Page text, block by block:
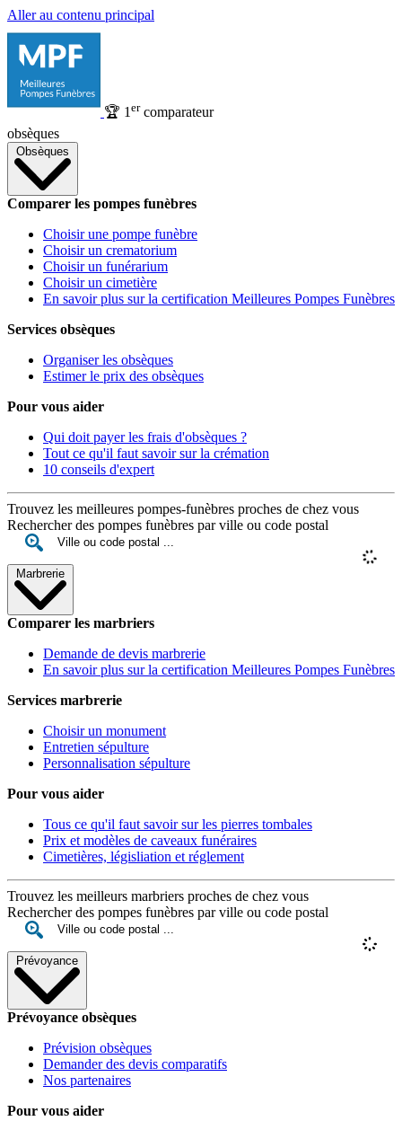
Aller au contenu principal
🏆 1 ercomparateur
obsèques
Obsèques
Comparer les pompes funèbres
Choisir une pompe funèbre
Choisir un crematorium
Choisir un funérarium
Choisir un cimetière
En savoir plus sur la certification Meilleures Pompes Funèbres
Services obsèques
Organiser les obsèques
Estimer le prix des obsèques
Pour vous aider
Qui doit payer les frais d'obsèques ?
Tout ce qu'il faut savoir sur la crémation
10 conseils d'expert
Trouvez les meilleures pompes-funèbres proches de chez vous
Rechercher des pompes funèbres par ville ou code postal
Marbrerie
Comparer les marbriers
Demande de devis marbrerie
En savoir plus sur la certification Meilleures Pompes Funèbres
Services marbrerie
Choisir un monument
Entretien sépulture
Personnalisation sépulture
Pour vous aider
Tous ce qu'il faut savoir sur les pierres tombales
Prix et modèles de caveaux funéraires
Cimetières, législiation et réglement
Trouvez les meilleurs marbriers proches de chez vous
Rechercher des pompes funèbres par ville ou code postal
Prévoyance
Prévoyance obsèques
Prévision obsèques
Demander des devis comparatifs
Nos partenaires
Pour vous aider